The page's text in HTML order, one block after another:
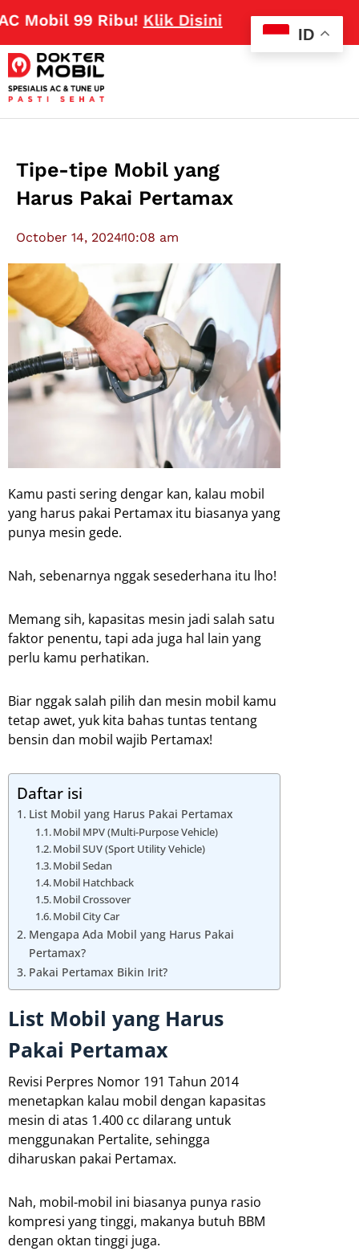
99 Ribu!Klik Disini
Tipe-tipe Mobil yang
Harus Pakai Pertamax
October 14, 202410:08 am
Kamu pasti sering dengar kan, kalau mobil
yang harus pakai Pertamax itu biasanya yang
punya mesin gede.
Nah, sebenarnya nggak sesederhana itu lho!
Memang sih, kapasitas mesin jadi salah satu
faktor penentu, tapi ada juga hal lain yang
perlu kamu perhatikan.
Biar nggak salah pilih dan mesin mobil kamu
tetap awet, yuk kita bahas tuntas tentang
bensin dan mobil wajib Pertamax!
Daftar isi
List Mobil yang Harus Pakai Pertamax
Mobil MPV (Multi-Purpose Vehicle)
Mobil SUV (Sport Utility Vehicle)
Mobil Sedan
Mobil Hatchback
Mobil Crossover
Mobil City Car
Mengapa Ada Mobil yang Harus Pakai
Pertamax?
Pakai Pertamax Bikin Irit?
List Mobil yang Harus
Pakai Pertamax
Revisi Perpres Nomor 191 Tahun 2014
menetapkan kalau mobil dengan kapasitas
mesin di atas 1.400 cc dilarang untuk
menggunakan Pertalite, sehingga
diharuskan pakai Pertamax.
Nah, mobil-mobil ini biasanya punya rasio
kompresi yang tinggi, makanya butuh BBM
dengan oktan tinggi juga.
ID